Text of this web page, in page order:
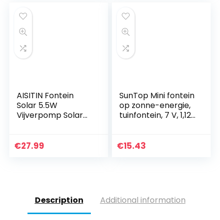
Vogelbad, Vijver,
Vissentank,
Zwembad, Patio en
Tuin Decoratie
zwembad,
vogelbad, vijver,
terras en
tuindecoratie
AISITIN Fontein
Solar 5.5W
Vijverpomp Solar
Batterij met 6
€27.99
SunTop Mini fontein
op zonne-energie,
tuinfontein, 7 V, 1,12
waterspel, fontein,
€15.43
Description Additional information